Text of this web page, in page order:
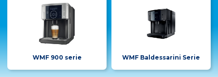
WMF 900 serie WMF Baldessarini Serie